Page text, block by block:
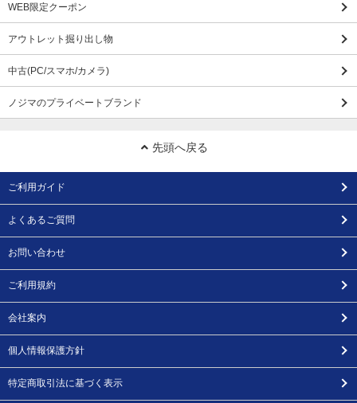
WEB限定クーポン
アウトレット掘り出し物
中古(PC/スマホ/カメラ)
ノジマのプライベートブランド
先頭へ戻る
ご利用ガイド
よくあるご質問
お問い合わせ
ご利用規約
会社案内
個人情報保護方針
特定商取引法に基づく表示